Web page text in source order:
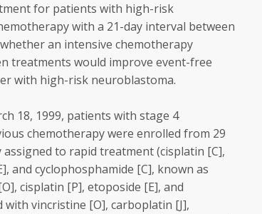
for patients with high-risk
with a 21-day interval between
an intensive chemotherapy
treatments would improve event-free
with high-risk neuroblastoma.
18, 1999, patients with stage 4
chemotherapy were enrolled from 29
to rapid treatment (cisplatin [C],
and cyclophosphamide [C], known as
cisplatin [P], etoposide [E], and
with vincristine [O], carboplatin [J],